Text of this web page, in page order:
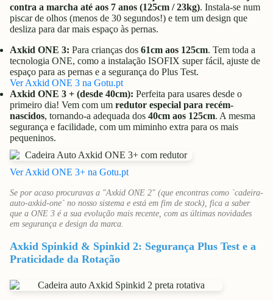
contra a marcha até aos 7 anos (125cm / 23kg). Instala-se num
piscar de olhos (menos de 30 segundos!) e tem um design que
desliza para dar mais espaço às pernas.
Axkid ONE 3: Para crianças dos 61cm aos 125cm. Tem toda a
tecnologia ONE, como a instalação ISOFIX super fácil, ajuste de
espaço para as pernas e a segurança do Plus Test.
Ver Axkid ONE 3 na Gotu.pt
Axkid ONE 3 + (desde 40cm): Perfeita para usares desde o
primeiro dia! Vem com um redutor especial para recém-
nascidos, tornando-a adequada dos 40cm aos 125cm. A mesma
segurança e facilidade, com um miminho extra para os mais
pequeninos.
Ver Axkid ONE 3+ na Gotu.pt
Se por acaso procuravas a "Axkid ONE 2" (que encontras como `cadeira-
auto-axkid-one` no nosso sistema e está em fim de stock), fica a saber
que a ONE 3 é a sua evolução mais recente, com as últimas novidades
em segurança e design da marca.
Axkid Spinkid & Spinkid 2: Segurança Plus Test e a
Praticidade da Rotação